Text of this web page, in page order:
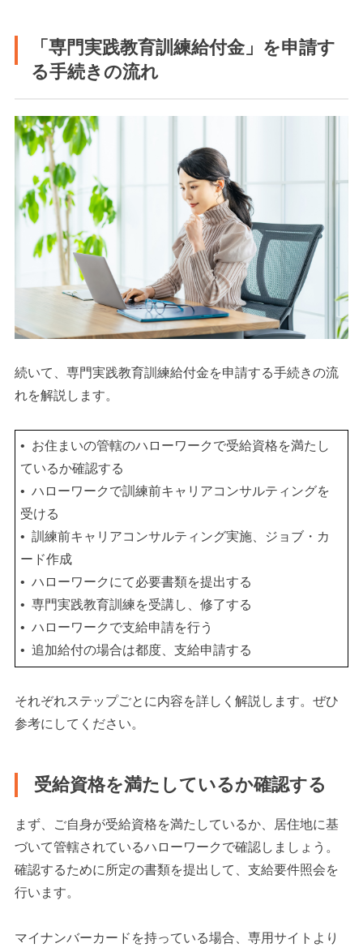
「専門実践教育訓練給付金」を申請す
る手続きの流れ
続いて、専門実践教育訓練給付金を申請する手続きの流
れを解説します。
• お住まいの管轄のハローワークで受給資格を満たし
ているか確認する
•ハローワークで訓練前キャリアコンサルティングを
受ける
•訓練前キャリアコンサルティング実施、ジョブ・カ
ード作成
•ハローワークにて必要書類を提出する
•専門実践教育訓練を受講し、修了する
•ハローワークで支給申請を行う
•追加給付の場合は都度、支給申請する
それぞれステップごとに内容を詳しく解説します。ぜひ
参考にしてください。
受給資格を満たしているか確認する
まず、ご自身が受給資格を満たしているか、居住地に基
づいて管轄されているハローワークで確認しましょう。
確認するために所定の書類を提出して、支給要件照会を
行います。
マイナンバーカードを持っている場合、専用サイトより